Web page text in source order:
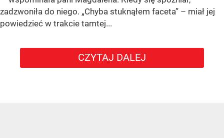
zadzwoniła do niego. „Chyba stuknąłem faceta” – miał jej
powiedzieć w trakcie tamtej...
CZYTAJ DALEJ